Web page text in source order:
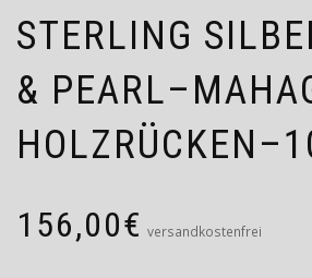
STERLING
&
156,00€ versandkostenfrei